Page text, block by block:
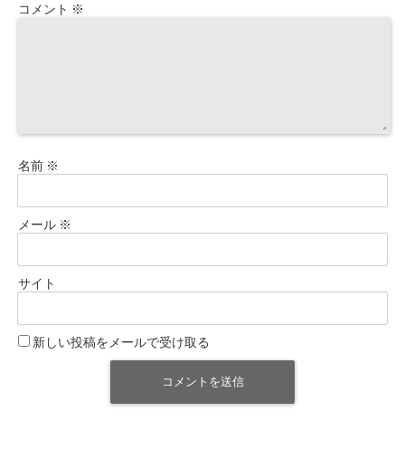
コメント ※
名前 ※
メール ※
サイト
新しい投稿をメールで受け取る